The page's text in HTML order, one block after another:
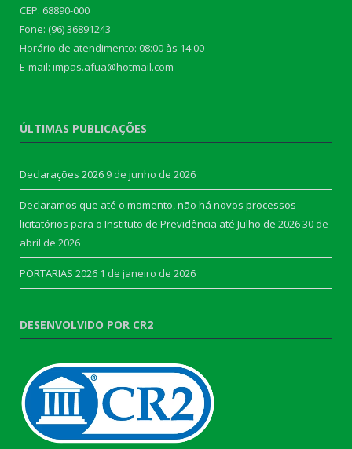
CEP: 68890-000
Fone: (96) 36891243
Horário de atendimento: 08:00 às 14:00
E-mail: impas.afua@hotmail.com
ÚLTIMAS PUBLICAÇÕES
Declarações 2026 9 de junho de 2026
Declaramos que até o momento, não há novos processos
licitatórios para o Instituto de Previdência até Julho de 202630 de
abril de 2026
PORTARIAS 2026 1 de janeiro de 2026
DESENVOLVIDO POR CR2